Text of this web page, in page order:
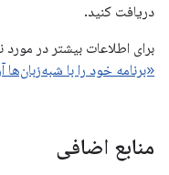
دریافت کنید.
برای اطلاعات بیشتر در مورد
«برنامه خود را با
منابع اضافی